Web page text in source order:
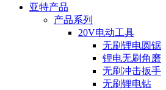
亚特产品
产品系列
20V电动工具
无刷锂电圆锯
锂电无刷角磨
无刷冲击扳手
无刷锂电钻